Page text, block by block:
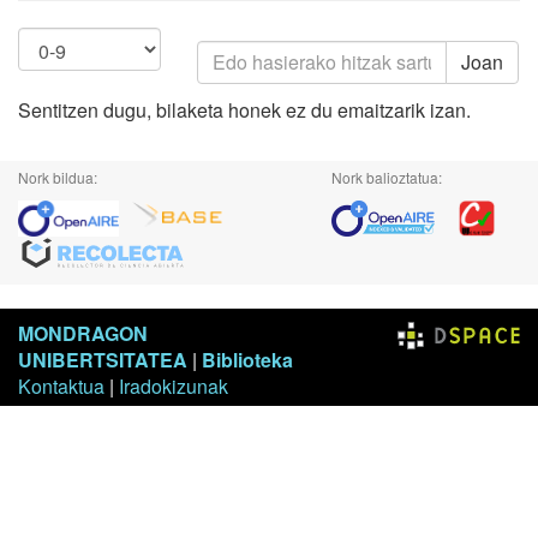
Joan
Sentitzen dugu, bilaketa honek ez du emaitzarik izan.
Nork bildua: Nork balioztatua:
MONDRAGON
UNIBERTSITATEA | Biblioteka
Kontaktua | Iradokizunak